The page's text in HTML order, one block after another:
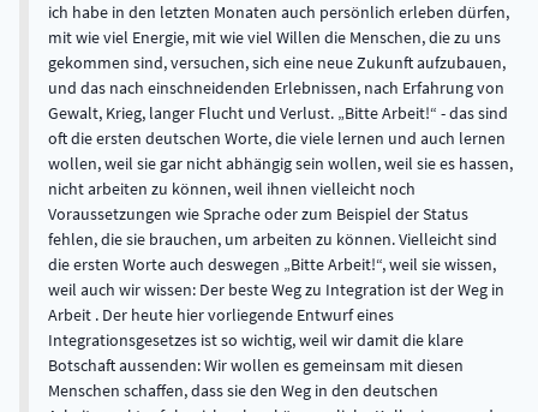
ich habe in den letzten Monaten auch persönlich erleben dürfen,
mit wie viel Energie, mit wie viel Willen die Menschen, die zu uns
gekommen sind, versuchen, sich eine neue Zukunft aufzubauen,
und das nach einschneidenden Erlebnissen, nach Erfahrung von
Gewalt, Krieg, langer Flucht und Verlust. „Bitte Arbeit!“ - das sind
oft die ersten deutschen Worte, die viele lernen und auch lernen
wollen, weil sie gar nicht abhängig sein wollen, weil sie es hassen,
nicht arbeiten zu können, weil ihnen vielleicht noch
Voraussetzungen wie Sprache oder zum Beispiel der Status
fehlen, die sie brauchen, um arbeiten zu können. Vielleicht sind
die ersten Worte auch deswegen „Bitte Arbeit!“, weil sie wissen,
weil auch wir wissen: Der beste Weg zu Integration ist der Weg in
Arbeit . Der heute hier vorliegende Entwurf eines
Integrationsgesetzes ist so wichtig, weil wir damit die klare
Botschaft aussenden: Wir wollen es gemeinsam mit diesen
Menschen schaffen, dass sie den Weg in den deutschen